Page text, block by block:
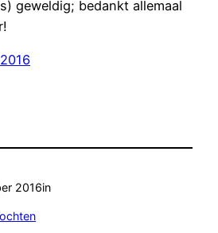
geweldig; bedankt allemaal
2016in